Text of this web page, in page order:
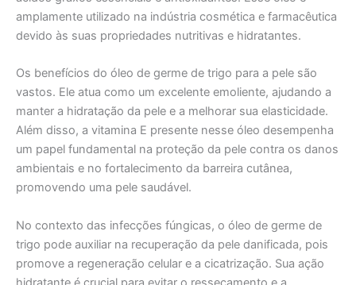
amplamente utilizado na indústria cosmética e farmacêutica
devido às suas propriedades nutritivas e hidratantes.
Os benefícios do óleo de germe de trigo para a pele são
vastos. Ele atua como um excelente emoliente, ajudando a
manter a hidratação da pele e a melhorar sua elasticidade.
Além disso, a vitamina E presente nesse óleo desempenha
um papel fundamental na proteção da pele contra os danos
ambientais e no fortalecimento da barreira cutânea,
promovendo uma pele saudável.
No contexto das infecções fúngicas, o óleo de germe de
trigo pode auxiliar na recuperação da pele danificada, pois
promove a regeneração celular e a cicatrização. Sua ação